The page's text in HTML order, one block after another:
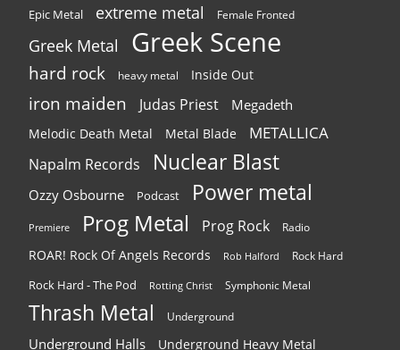
Epic Metal extreme metal Female Fronted
Greek Metal Greek Scene
hard rock heavy metal Inside Out
iron maiden Judas Priest Megadeth
Melodic Death Metal Metal Blade METALLICA
Napalm Records Nuclear Blast
Ozzy Osbourne Podcast Power metal
Premiere Prog Metal Prog Rock Radio
ROAR! Rock Of Angels Records Rob Halford Rock Hard
Rock Hard - The Pod Rotting Christ Symphonic Metal
Thrash Metal Underground
Underground Halls Underground Heavy Metal